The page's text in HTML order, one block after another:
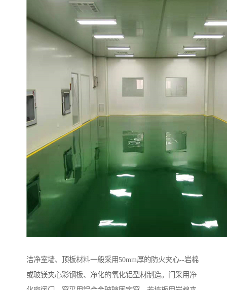
洁净室墙、顶板材料一般采用50mm厚的防火夹心--岩棉
或玻镁夹心彩钢板、净化的氧化铝型材制造。门采用净